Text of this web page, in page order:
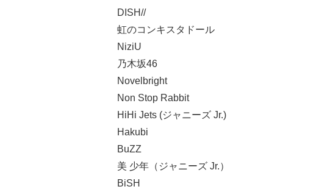
DISH//
虹のコンキスタドール
NiziU
乃木坂46
Novelbright
Non Stop Rabbit
HiHi Jets (ジャニーズ Jr.)
Hakubi
BuZZ
美 少年（ジャニーズ Jr.）
BiSH